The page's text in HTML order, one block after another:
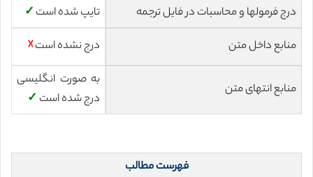
درج فرمولها و محاسبات در فایل ترجمه
تایپ شده است ✓
منابع داخل متن
درج نشده است☓
منابع انتهای متن
به صورت انگلیسی
درج شده است ✓
فهرست مطالب